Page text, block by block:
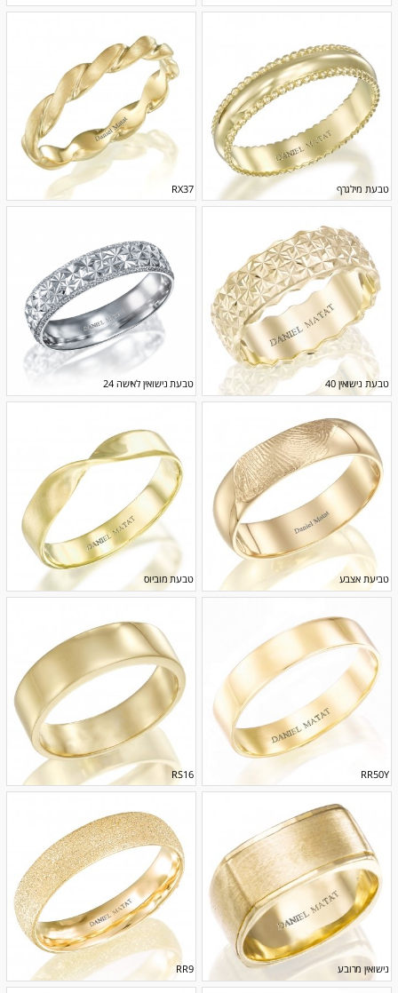
RX37 טבעת מילגרף
טבעת נישואין לאישה 24 טבעת נישואין 40
טבעת מוביוס טביעת אצבע
RS16 RR50Y
RR9 נישואין מרובע